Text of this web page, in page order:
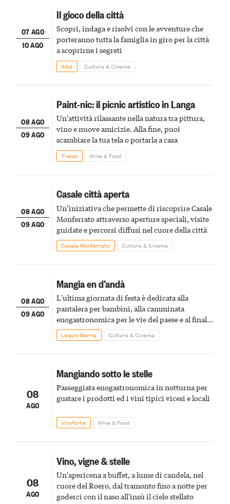
07 AGO
10 AGO
Il gioco della città
Scopri, indaga e risolvi con le avventure che
porteranno tutta la famiglia in giro per la città
a scoprirne i segreti
Alba Cultura & Cinema
08 AGO
09 AGO
Paint-nic: il picnic artistico in Langa
Un'attività rilassante nella natura tra pittura,
vino e nuove amicizie. Alla fine, puoi
scambiare la tua tela o portarla a casa
Treiso Wine & Food
08 AGO
09 AGO
Casale città aperta
Un’iniziativa che permette di riscoprire Casale
Monferrato attraverso aperture speciali, visite
guidate e percorsi diffusi nel cuore della città
Casale Monferrato Cultura & Cinema
08 AGO
09 AGO
Mangia en d’andà
L'ultima giornata di festa è dedicata alla
pantalera per bambini, alla camminata
enogastronomica per le vie del paese e al finale
pirotecnico
Lequio Berria Cultura & Cinema
08
AGO
Mangiando sotto le stelle
Passeggiata enogastronomica in notturna per
gustare i prodotti ed i vini tipici vicesi e locali
Vicoforte Wine & Food
08
AGO
Vino, vigne & stelle
Un'apericena a buffet, a lume di candela, nel
cuore del Roero, dal tramonto fino a notte per
goderci con il naso all'insù il cielo stellato